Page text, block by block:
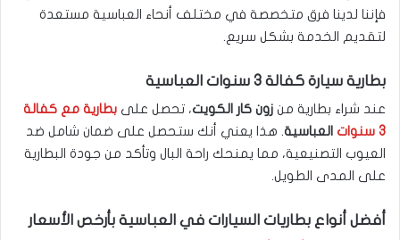
فإننا لدينا فرق متخصصة في مختلف أنحاء العباسية مستعدة
لتقديم الخدمة بشكل سريع.
بطارية سيارة كفالة 3 سنوات العباسية
عند شراء بطارية من زون كار الكويت، تحصل على بطارية مع كفالة
3 سنوات
العباسية. هذا يعني أنك ستحصل على ضمان شامل ضد
العيوب التصنيعية، مما يمنحك راحة البال وتأكد من جودة البطارية
على المدى الطويل.
أفضل أنواع بطاريات السيارات في العباسية بأرخص الأسعار